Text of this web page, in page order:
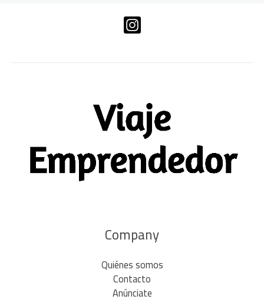
Company
Quiénes somos
Contacto
Anúnciate